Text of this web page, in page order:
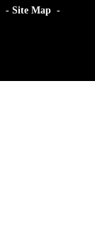
Site Map